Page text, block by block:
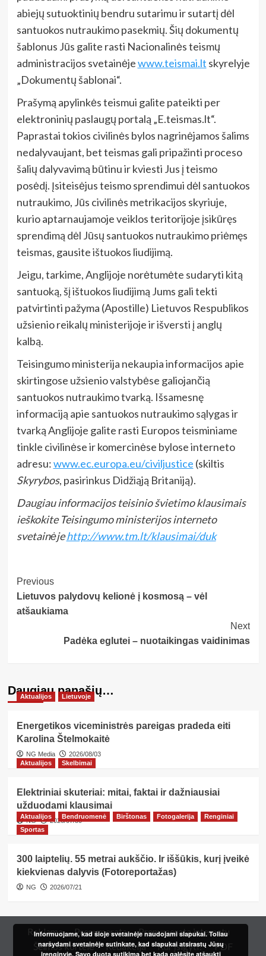
abiejų sutuoktinių bendru sutarimu ir sutartį dėl
santuokos nutraukimo pasekmių. Šių dokumentų
šablonus Jūs galite rasti Nacionalinės teismų
administracijos svetainėjewww.teismai.lt skyrelyje
„Dokumentų šablonai“.
Prašymą apylinkės teismui galite pateikti per
elektroninių paslaugų portalą „E.teismas.lt“.
Paprastai tokios civilinės bylos nagrinėjamos šalims
nedalyvaujant, bet teismas gali pripažinti proceso
šalių dalyvavimą būtinu ir kviesti Jus į teismo
posėdį. Įsiteisėjus teismo sprendimui dėl santuokos
nutraukimo, Jūs civilinės metrikacijos skyriuje,
kurio aptarnaujamoje veiklos teritorijoje įsikūręs
sprendimą dėl Jūsų santuokos nutraukimo priėmęs
teismas, gausite ištuokos liudijimą.
Jeigu, tarkime, Anglijoje norėtumėte sudaryti kitą
santuoką, šį ištuokos liudijimą Jums gali tekti
patvirtinti pažyma (Apostille) Lietuvos Respublikos
užsienio reikalų ministerijoje ir išversti į anglų
kalbą.
Teisingumo ministerija nekaupia informacijos apie
skirtingose užsienio valstybėse galiojančią
santuokos nutraukimo tvarką. Išsamesnę
informaciją apie santuokos nutraukimo sąlygas ir
tvarką Anglijoje galite rasti Europos teisminiame
tinkle civilinėse ir komercinėse bylose interneto
adresu:www.ec.europa.eu/civiljustice (skiltis
Skyrybos, pasirinkus Didžiąją Britaniją).
Daugiau informacijos teisinio švietimo klausimais
ieškokite Teisingumo ministerijos interneto
svetainėjehttp://www.tm.lt/klausimai/duk
Post
Navigation
Previous
Lietuvos palydovų kelionė į kosmosą – vėl
atšaukiama
Next
Padėka eglutei – nuotaikingas vaidinimas
Daugiau panašių…
Aktualijos Lietuvoje
Energetikos viceministrės pareigas pradeda eiti
Karolina Štelmokaitė
NG Media
2026/08/03
Aktualijos
Skelbimai
Elektriniai skuteriai: mitai, faktai ir dažniausiai
užduodami klausimai
NG 2026/07/30
Aktualijos Bendruomenė Birštonas Fotogalerija
Renginiai
Sportas
300 laiptelių. 55 metrai aukščio. Ir iššūkis, kurį įveikė
kiekvienas dalyvis (Fotoreportažas)
NG 2026/07/21
Reklama Prenumerata
Prenumerata internetu
Šeimos kortelė
Redakcija Kur įsigyti? PDF
Informuojame, kad šioje svetainėje naudojami slapukai. Toliau
naršydami svetainėje sutinkate, kad slapukai atsirastų Jūsų
įrenginyje. Savo duotą sutikimą bet kada galėsite atšaukti